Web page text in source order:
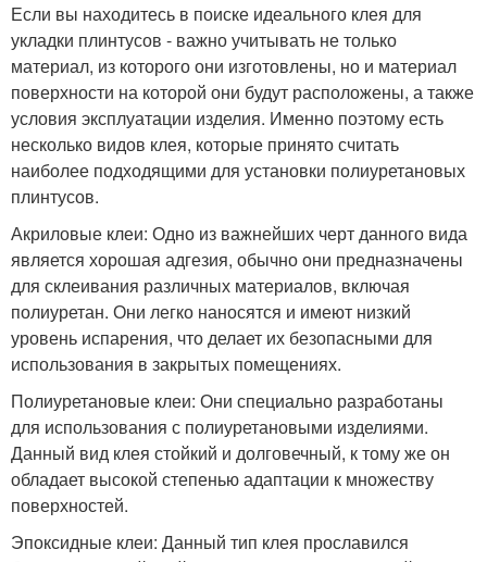
Если вы находитесь в поиске идеального клея для
укладки плинтусов - важно учитывать не только
материал, из которого они изготовлены, но и материал
поверхности на которой они будут расположены, а также
условия эксплуатации изделия. Именно поэтому есть
несколько видов клея, которые принято считать
наиболее подходящими для установки полиуретановых
плинтусов.
Акриловые клеи: Одно из важнейших черт данного вида
является хорошая адгезия, обычно они предназначены
для склеивания различных материалов, включая
полиуретан. Они легко наносятся и имеют низкий
уровень испарения, что делает их безопасными для
использования в закрытых помещениях.
Полиуретановые клеи: Они специально разработаны
для использования с полиуретановыми изделиями.
Данный вид клея стойкий и долговечный, к тому же он
обладает высокой степенью адаптации к множеству
поверхностей.
Эпоксидные клеи: Данный тип клея прославился